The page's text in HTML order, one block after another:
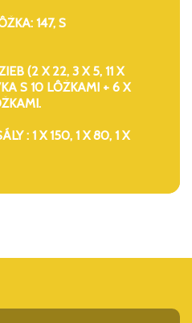
147, S
(2 X 22, 3 X 5, 11 X
S 10 LÔŽKAMI + 6 X
: 1 X 150, 1 X 80, 1 X